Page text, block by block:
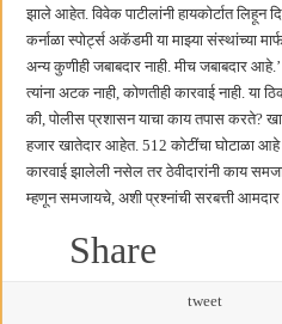
झाले आहेत. विवेक पाटीलांनी हायकोर्टात लिहून
कर्नाळा स्पोर्ट्स अकॅडमी या माझ्या संस्थांच्या
अन्य कुणीही जबाबदार नाही. मीच जबाबदार
त्यांना अटक नाही, कोणतीही कारवाई नाही. या
की, पोलीस प्रशासन याचा काय तपास करते?
हजार खातेदार आहेत. 512 कोटींचा घोटाळा आहे
कारवाई झालेली नसेल तर ठेवीदारांनी काय
म्हणून समजायचे, अशी प्रश्नांची सरबत्ती
Share
tweet